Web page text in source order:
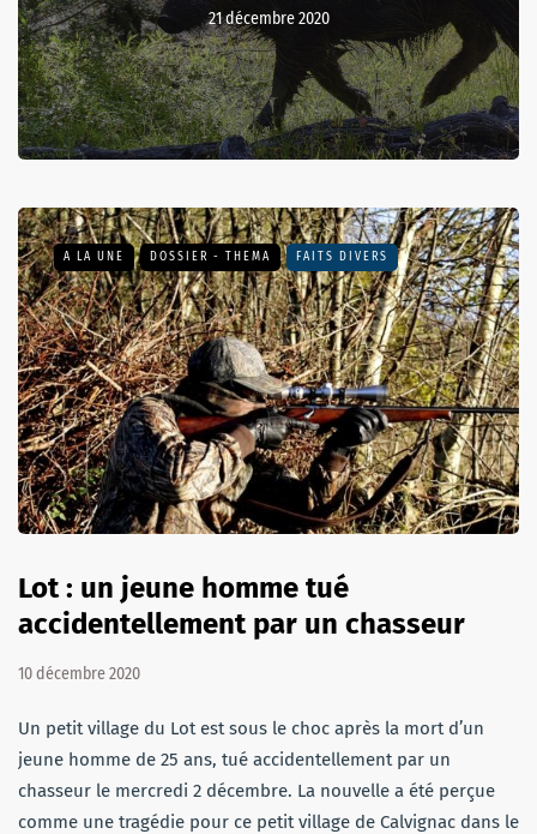
21 décembre 2020
A LA UNE DOSSIER - THEMA FAITS DIVERS
Lot : un jeune homme tué
accidentellement par un chasseur
10 décembre 2020
Un petit village du Lot est sous le choc après la mort d’un
jeune homme de 25 ans, tué accidentellement par un
chasseur le mercredi 2 décembre. La nouvelle a été perçue
comme une tragédie pour ce petit village de Calvignac dans le